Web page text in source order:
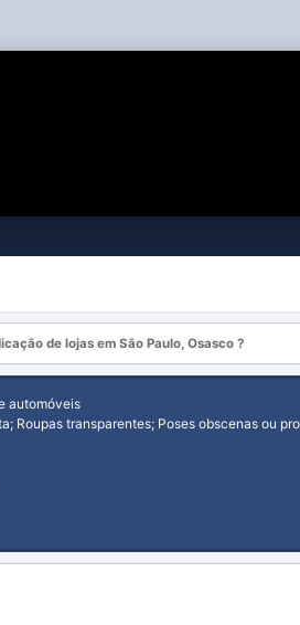
de lojas em São Paulo, Osasco ?
automóveis
transparentes; Poses obscenas ou